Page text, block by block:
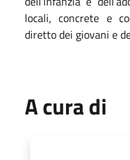
locali, concrete e
diretto dei giovani e
A cura di